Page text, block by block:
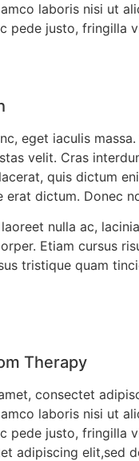
laboris nisi ut
pede justo, fringilla
eget iaculis
velit. Cras
quis dictum
erat dictum. Donec
nulla ac,
Etiam cursus
tristique quam
Therapy
consectet
laboris nisi ut
pede justo, fringilla
adipiscing elit,sed